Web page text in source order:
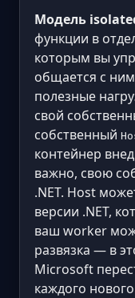
Модель
функции в
которым вы
общается с
полезные
свой
собственный
контейнер
важно, свою
.NET. Host
версии .NET,
ваш worker
развязка — в
Microsoft
каждого